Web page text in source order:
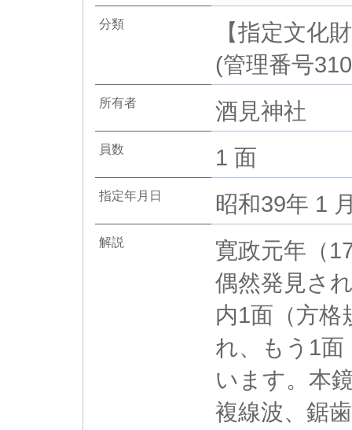
分類
【指定文化
(管理番号
所有者 酒見神社
員数 1 面
指定年月日 昭和39年 1
解説
寛政元年（
偶然発見さ
内1面（方格
れ、もう1面
います。本
複線波、鋸